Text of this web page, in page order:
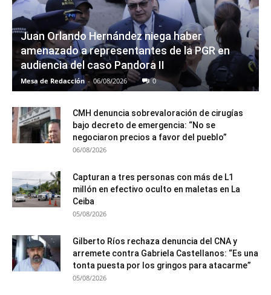
Juan Orlando Hernández niega haber
amenazado a representantes de la PGR en
audiencia del caso Pandora II
Mesa de Redacción - 06/08/2026 0
CMH denuncia sobrevaloración de cirugías
bajo decreto de emergencia: “No se
negociaron precios a favor del pueblo”
06/08/2026
Capturan a tres personas con más de L1
millón en efectivo oculto en maletas en La
Ceiba
05/08/2026
Gilberto Ríos rechaza denuncia del CNA y
arremete contra Gabriela Castellanos: “Es una
tonta puesta por los gringos para atacarme”
05/08/2026